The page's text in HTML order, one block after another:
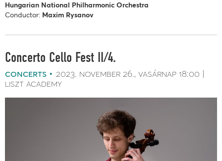
Hungarian National Philharmonic Orchestra
Conductor: Maxim Rysanov
Concerto Cello Fest II/4.
concerts 2023. november 26. vasárnap 18:00
liszt academy